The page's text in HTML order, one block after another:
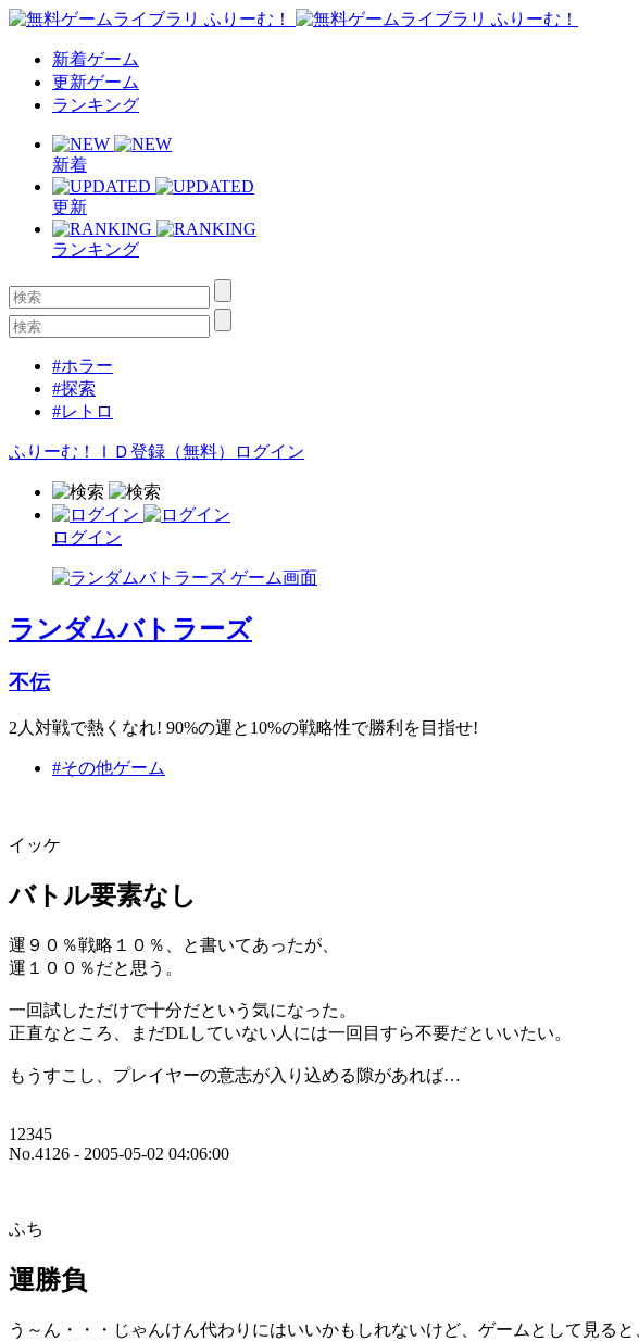
新着ゲーム
更新ゲーム
ランキング
新着
更新
ランキング
#ホラー
#探索
#レトロ
ふりーむ！ＩＤ登録（無料） ログイン
ログイン
ランダムバトラーズ
不伝
2人対戦で熱くなれ! 90%の運と10%の戦略性で勝利を目指せ!
#その他ゲーム
イッケ
バトル要素なし
運９０％戦略１０％、と書いてあったが、
運１００％だと思う。
一回試しただけで十分だという気になった。
正直なところ、まだDLしていない人には一回目すら不要だといいたい。
もうすこし、プレイヤーの意志が入り込める隙があれば…
12345
No.4126 - 2005-05-02 04:06:00
ふち
運勝負
う～ん・・・じゃんけん代わりにはいいかもしれないけど、ゲームとして見ると